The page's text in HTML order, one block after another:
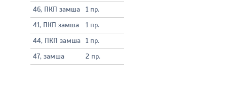
46, ПКП замша
1 пр.
41, ПКП замша
1 пр.
44, ПКП замша
1 пр.
47, замша
2 пр.